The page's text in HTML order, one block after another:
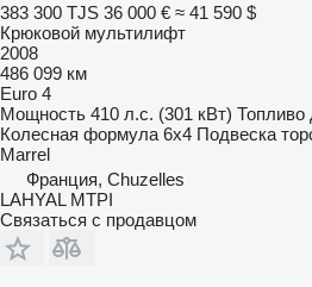
383 300 TJS 36 000 € ≈ 41 590 $
Крюковой мультилифт
2008
486 099 км
Euro 4
Мощность 410 л.с. (301 кВт) Топливо
Колесная формула 6x4 Подвеска
Marrel
Франция, Chuzelles
LAHYAL MTPI
Связаться с продавцом